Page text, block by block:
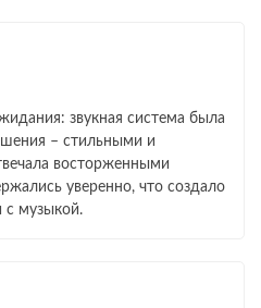
звукная система была
– стильными и
восторженными
уверенно, что создало
с музыкой.